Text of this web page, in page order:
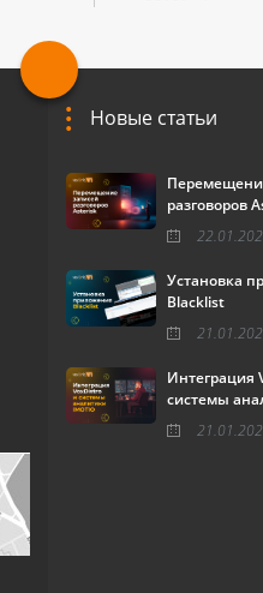
Новые статьи
разговоров
Установка
Blacklist
Интеграция
системы